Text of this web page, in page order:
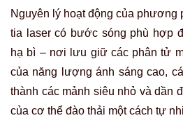
Nguyên lý hoạt động của phương
tia laser có bước sóng phù hợp
hạ bì – nơi lưu giữ các phân tử
của năng lượng ánh sáng cao,
thành các mảnh siêu nhỏ và dần
của cơ thể đào thải một cách tự